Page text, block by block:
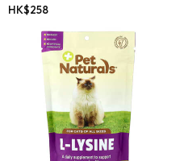
HK$258